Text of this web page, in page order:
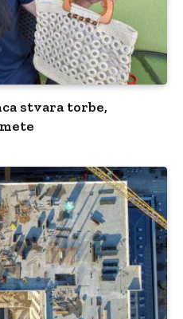
stvara torbe,